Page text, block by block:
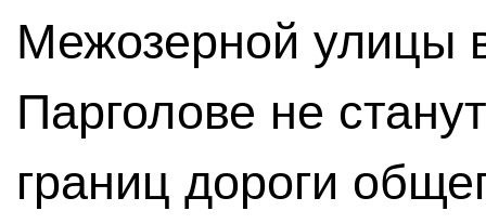
Межозерной улицы
Парголове не
границ дороги